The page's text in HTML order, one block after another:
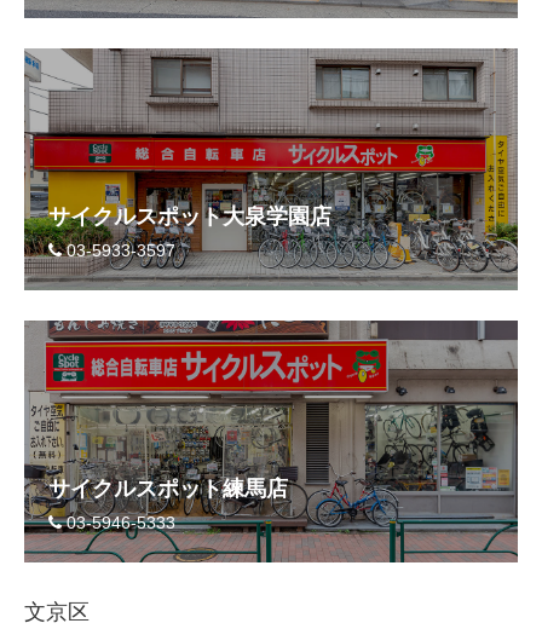
サイクルスポット大泉学園店
03-5933-3597
サイクルスポット練馬店
03-5946-5333
文京区